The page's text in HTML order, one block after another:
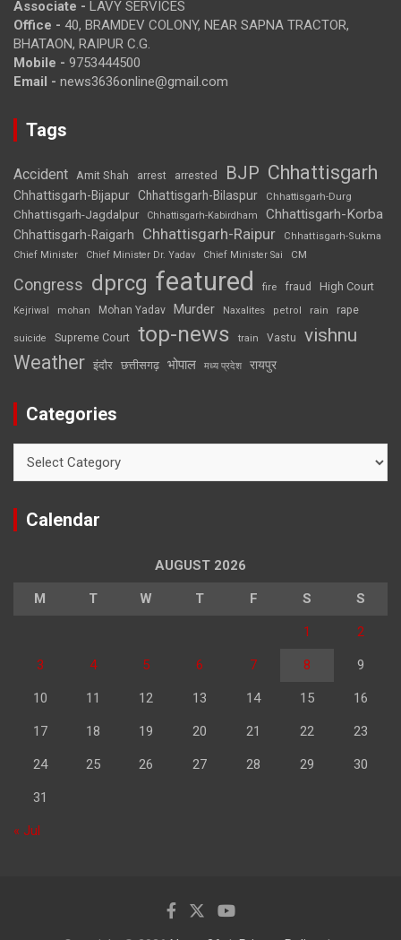
Associate - LAVY SERVICES
Office - 40, BRAMDEV COLONY, NEAR SAPNA TRACTOR,
BHATAON, RAIPUR C.G.
Mobile - 9753444500
Email - news3636online@gmail.com
Tags
Accident Amit Shah arrest arrested BJP Chhattisgarh
Chhattisgarh-Bijapur Chhattisgarh-Bilaspur Chhattisgarh-Durg
Chhattisgarh-Jagdalpur Chhattisgarh-Kabirdham Chhattisgarh-Korba
Chhattisgarh-Raigarh Chhattisgarh-Raipur
Chhattisgarh-Sukma
Chief Minister
Chief Minister Dr. Yadav Chief Minister Sai CM
Congress dprcg featured fire fraud High Court
Kejriwal mohan Mohan Yadav Murder Naxalites petrol rain rape
suicide Supreme Court top-news train Vastu vishnu
Weather इंदौर छत्तीसगढ़ भोपाल मध्य प्रदेश रायपुर
Categories
Calendar
AUGUST 2026
M T W T F S S
1 2
3 4 5 6 7 8 9
10 11 12 13 14 15 16
17 18 19 20 21 22 23
24 25 26 27 28 29 30
31
« Jul